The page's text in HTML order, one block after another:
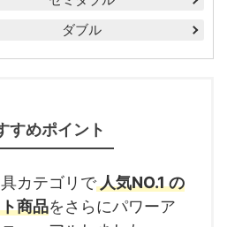
ダブル
すめポイント
カテゴリで人気NO.1 の
商品をさらにパワーア